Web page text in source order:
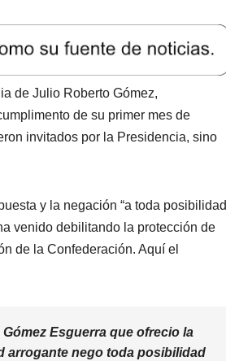
de Julio Roberto Gómez,
de su primer mes de
invitados por la Presidencia, sino
y la negación “a toda posibilidad
venido debilitando la protección de
de la Confederación. Aquí el
Esguerra que ofrecio la
arrogante nego toda posibilidad